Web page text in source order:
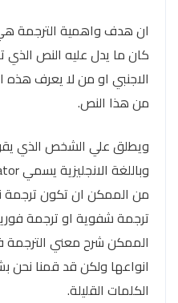
ان هدف واهمية الترجمة
كان ما يدل عليه النص الذي
الاجنبي او من لا يعرف هذه
من هذا النص.
ويطلق علي الشخص الذي
من الممكن ان تكون ترجمة
ترجمة شفوية او ترجمة
الممكن شرح معني الترجمة
انواعها ولكن قد قمنا نحن
الكلمات القليلة.